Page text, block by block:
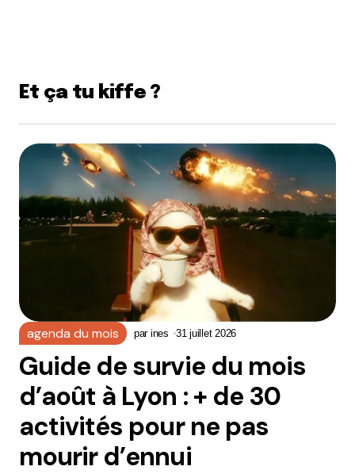
Et ça tu kiffe ?
agenda du mois par ines 31 juillet 2026
Guide de survie du mois
d’août à Lyon : + de 30
activités pour ne pas
mourir d’ennui